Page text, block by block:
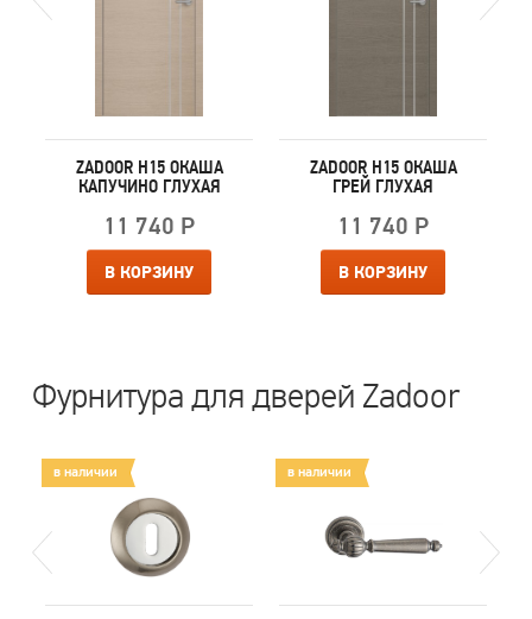
ZADOOR H15 ОКАША
КАПУЧИНО ГЛУХАЯ
11 740 Р
В КОРЗИНУ
ZADOOR H15 ОКАША
ГРЕЙ ГЛУХАЯ
11 740 Р
В КОРЗИНУ
Фурнитура для дверей Zadoor
в наличии в наличии